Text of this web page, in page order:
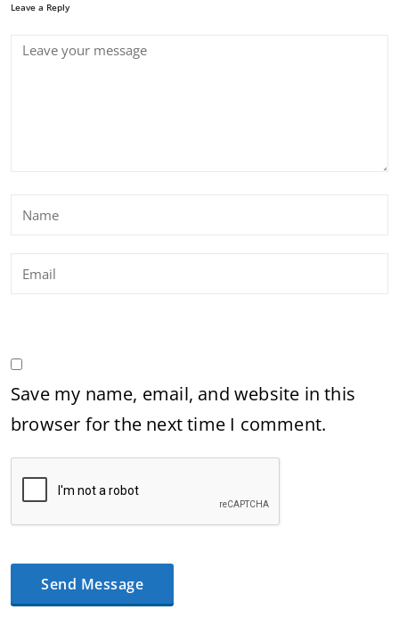
Leave a Reply
Save my name, email, and website in this
browser for the next time I comment.